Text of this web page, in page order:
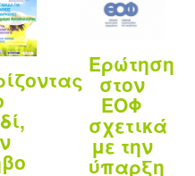
Ερώτηση
στον
ΕΟΦ
σχετικά
με την
ύπαρξη